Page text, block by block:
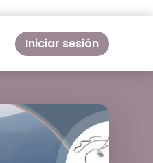
Iniciar sesión